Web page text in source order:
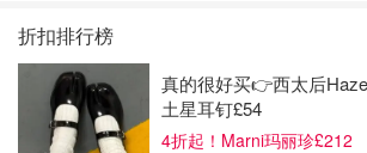
折扣排行榜
真的很好买👉西太后
土星耳钉£54
4折起！Marni玛丽珍£212